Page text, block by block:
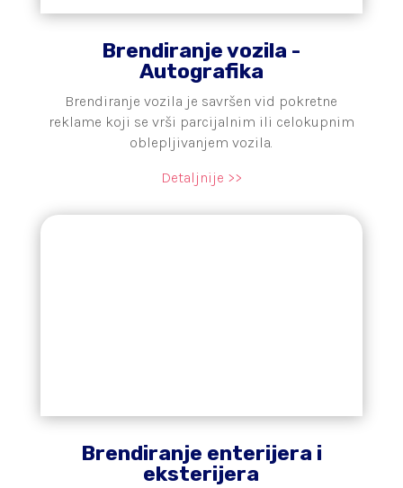
Brendiranje vozila -
Autografika
Brendiranje vozila je savršen vid pokretne
reklame koji se vrši parcijalnim ili celokupnim
oblepljivanjem vozila.
Detaljnije >>
Brendiranje enterijera i
eksterijera